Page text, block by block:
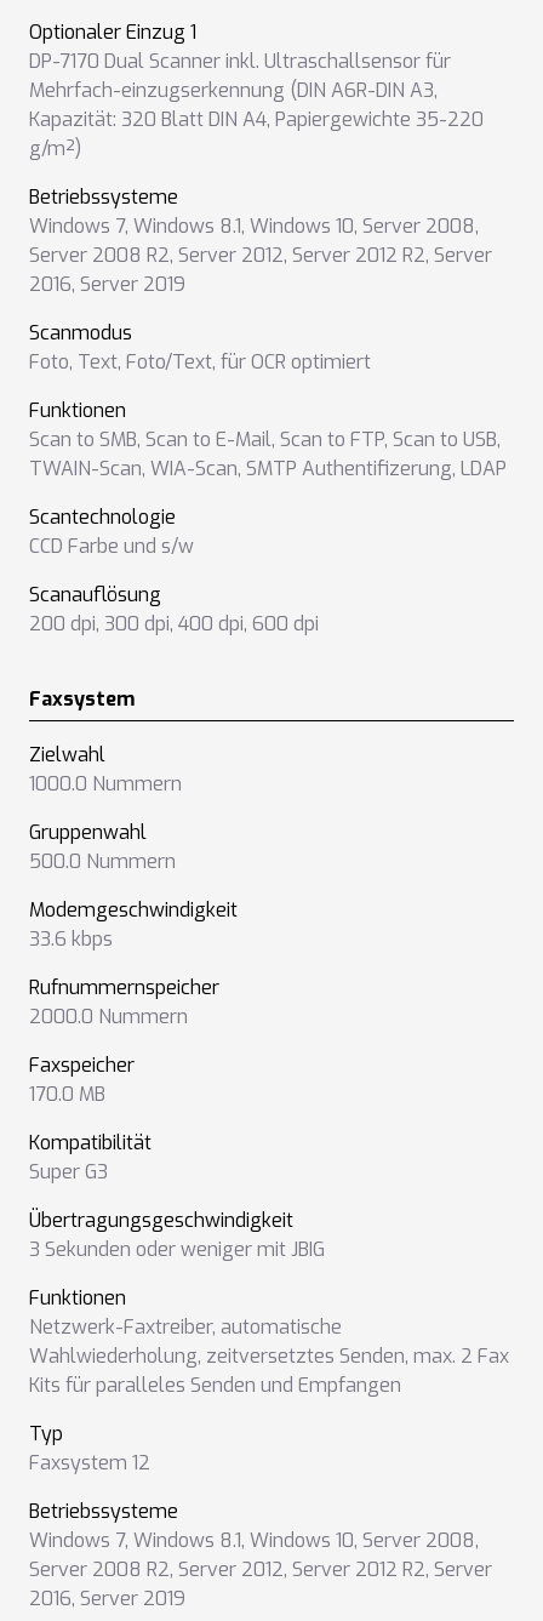
Optionaler Einzug 1
DP-7170 Dual Scanner inkl. Ultraschallsensor für
Mehrfach-einzugserkennung (DIN A6R-DIN A3,
Kapazität: 320 Blatt DIN A4, Papiergewichte 35-220
g/m²)
Betriebssysteme
Windows 7, Windows 8.1, Windows 10, Server 2008,
Server 2008 R2, Server 2012, Server 2012 R2, Server
2016, Server 2019
Scanmodus
Foto, Text, Foto/Text, für OCR optimiert
Funktionen
Scan to SMB, Scan to E-Mail, Scan to FTP, Scan to USB,
TWAIN-Scan, WIA-Scan, SMTP Authentifizerung, LDAP
Scantechnologie
CCD Farbe und s/w
Scanauflösung
200 dpi, 300 dpi, 400 dpi, 600 dpi
Faxsystem
Zielwahl
1000.0 Nummern
Gruppenwahl
500.0 Nummern
Modemgeschwindigkeit
33.6 kbps
Rufnummernspeicher
2000.0 Nummern
Faxspeicher
170.0 MB
Kompatibilität
Super G3
Übertragungsgeschwindigkeit
3 Sekunden oder weniger mit JBIG
Funktionen
Netzwerk-Faxtreiber, automatische
Wahlwiederholung, zeitversetztes Senden, max. 2 Fax
Kits für paralleles Senden und Empfangen
Typ
Faxsystem 12
Betriebssysteme
Windows 7, Windows 8.1, Windows 10, Server 2008,
Server 2008 R2, Server 2012, Server 2012 R2, Server
2016, Server 2019